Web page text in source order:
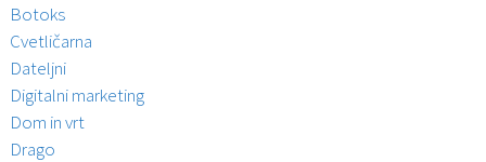
Botoks
Cvetličarna
Dateljni
Digitalni marketing
Dom in vrt
Drago